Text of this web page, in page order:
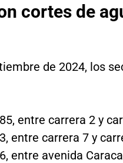
cortes de
de 2024, los
entre carrera 2 y
entre carrera 7 y
entre avenida